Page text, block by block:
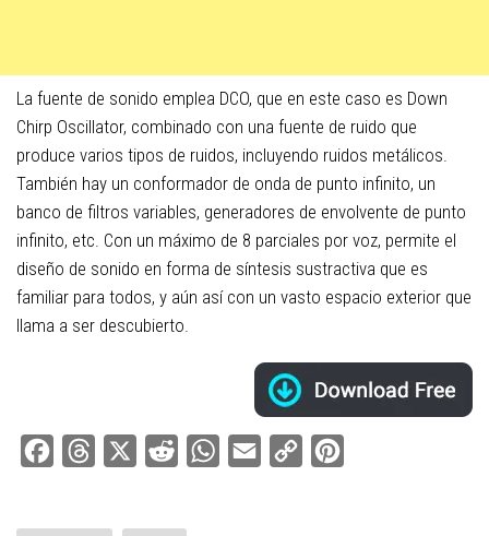
La fuente de sonido emplea DCO, que en este caso es Down
Chirp Oscillator, combinado con una fuente de ruido que
produce varios tipos de ruidos, incluyendo ruidos metálicos.
También hay un conformador de onda de punto infinito, un
banco de filtros variables, generadores de envolvente de punto
infinito, etc. Con un máximo de 8 parciales por voz, permite el
diseño de sonido en forma de síntesis sustractiva que es
familiar para todos, y aún así con un vasto espacio exterior que
llama a ser descubierto.
FacebookThreads Reddit WhatsApp
Email
Copy